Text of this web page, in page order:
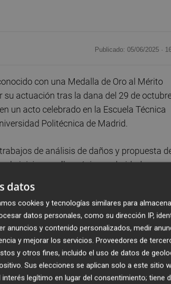
Publicado: 05/06/2025 ·
con una Medalla de Oro al Mérito
actuación tras la dana del 29 de
un acto celebrado en la Escuela Técnica
Politécnica de Madrid.
de análisis de daños y propuesta
iniciar con "la máxima celeridad y
de carreteras, con la activación de los
de abordar el mantenimiento y la mejora
como la digitalización de procesos
del registro de la huella de carbono como
"más eficiente" de la red provincial.
datos
cookies y tecnologías similares para
datos personales, como su dirección IP,
anuncios y contenido personalizados, medir
y mejorar los servicios. Proveedores de
y otros fines, incluido el uso de datos de
Sus elecciones se aplican solo a este sitio
legítimo en lugar del consentimiento; tiene